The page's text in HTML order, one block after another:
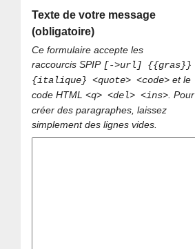
Texte de votre message
(obligatoire)
Ce formulaire accepte les
raccourcis SPIP [->url] {{gras}}
{italique} <quote> <code> et le
code HTML<q> <del> <ins> . Pour
créer des paragraphes, laissez
simplement des lignes vides.